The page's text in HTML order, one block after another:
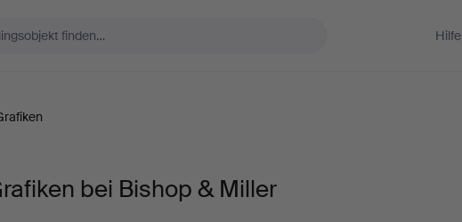
Hilfe
bei Bishop & Miller